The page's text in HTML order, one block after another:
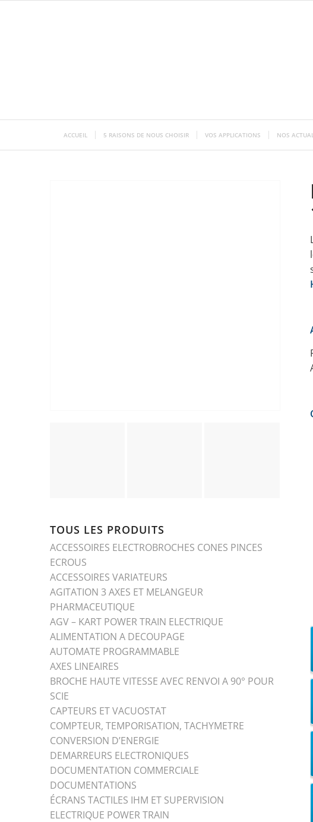
ACCUEIL 5 RAISONS DE NOUS CHOISIR VOS APPLICATIONS NOS
TOUS LES PRODUITS
ACCESSOIRES ELECTROBROCHES CONES PINCES
ECROUS
ACCESSOIRES VARIATEURS
AGITATION 3 AXES ET MELANGEUR
PHARMACEUTIQUE
AGV – KART POWER TRAIN ELECTRIQUE
ALIMENTATION A DECOUPAGE
AUTOMATE PROGRAMMABLE
AXES LINEAIRES
BROCHE HAUTE VITESSE AVEC RENVOI A 90° POUR
SCIE
CAPTEURS ET VACUOSTAT
COMPTEUR, TEMPORISATION, TACHYMETRE
CONVERSION D’ENERGIE
DEMARREURS ELECTRONIQUES
DOCUMENTATION COMMERCIALE
DOCUMENTATIONS
ÉCRANS TACTILES IHM ET SUPERVISION
ELECTRIQUE POWER TRAIN